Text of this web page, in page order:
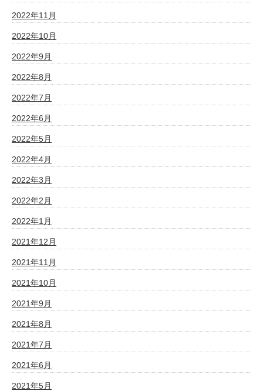
2022年11月
2022年10月
2022年9月
2022年8月
2022年7月
2022年6月
2022年5月
2022年4月
2022年3月
2022年2月
2022年1月
2021年12月
2021年11月
2021年10月
2021年9月
2021年8月
2021年7月
2021年6月
2021年5月